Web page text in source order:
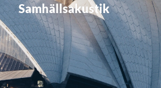
Samhällsakustik